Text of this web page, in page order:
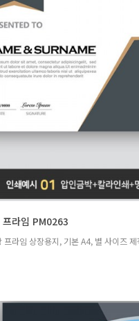
프라임 PM0263
프라임 상장용지, 기본 A4, 별 사이즈 제